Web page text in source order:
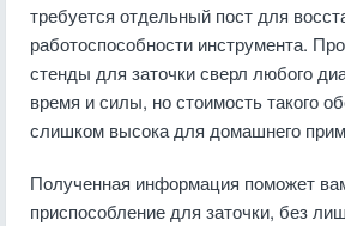
требуется отдельный пост для
работоспособности инструмента.
стенды для заточки сверл любого
время и силы, но стоимость такого
слишком высока для домашнего
Полученная информация поможет
приспособление для заточки, без